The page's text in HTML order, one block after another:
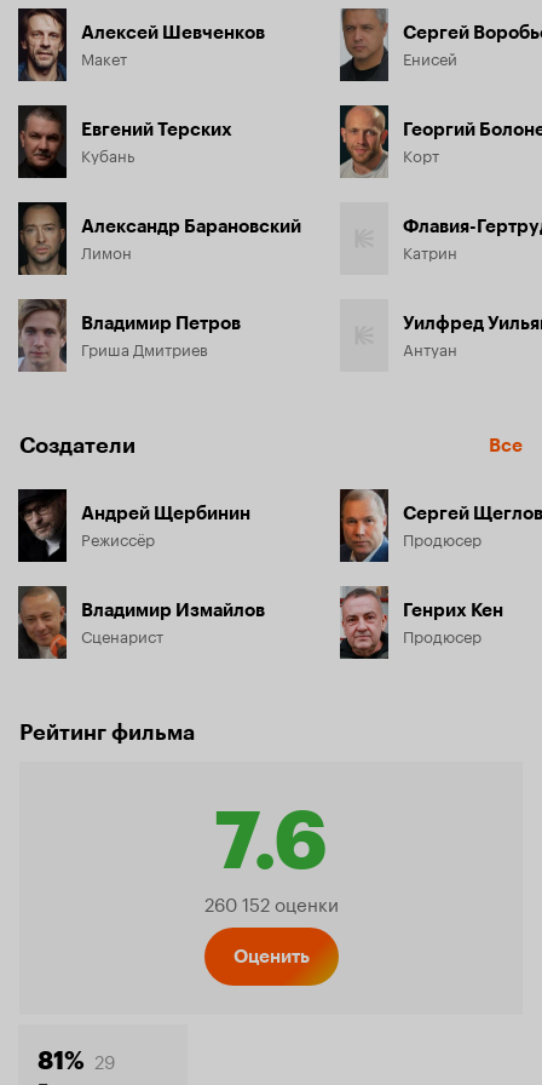
Алексей Шевченков
Макет
Евгений Терских
Кубань
Александр Барановский
Лимон
Владимир Петров
Гриша Дмитриев
Сергей
Енисей
Георгий
Корт
Катрин
Уилфред
Антуан
Создатели Все
Андрей Щербинин
Режиссёр
Владимир Измайлов
Сценарист
Сергей Щеглов
Продюсер
Генрих Кен
Продюсер
Рейтинг фильма
7.6
Рейтинг
260 152 оценки
Оценить
81% 29